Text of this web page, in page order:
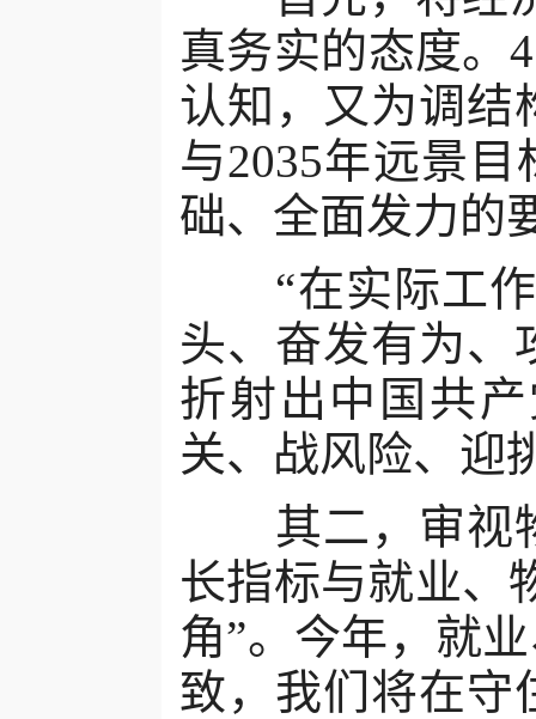
真务实的态度。
认知，又为调结
与2035年远景
础、全面发力的
“在实际工作
头、奋发有为、
折射出中国共
关、战风险、迎
其二，审视物
长指标与就业、
角”。今年，就
致，我们将在守